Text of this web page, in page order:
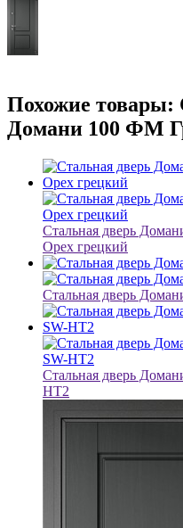
Похожие товары:
Домани 100 ФМ
Стальная дверь
Орех грецкий
Стальная дверь
Стальная дверь
HT2